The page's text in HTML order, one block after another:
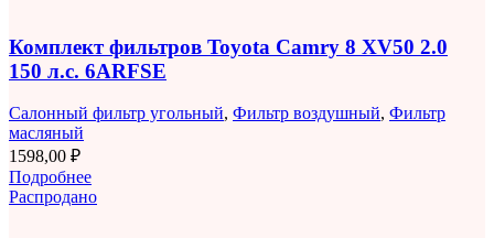
Комплект фильтров Toyota Camry 8 XV50 2.0
150 л.с. 6ARFSE
Салонный фильтр угольный, Фильтр воздушный, Фильтр
масляный
1598,00 ₽
Подробнее
Распродано